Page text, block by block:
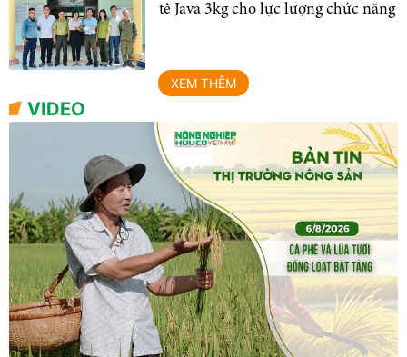
tê Java 3kg cho lực lượng chức năng
XEM THÊM
VIDEO